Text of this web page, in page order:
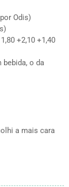
Odis)
+2,10 +1,40
o da
a mais cara